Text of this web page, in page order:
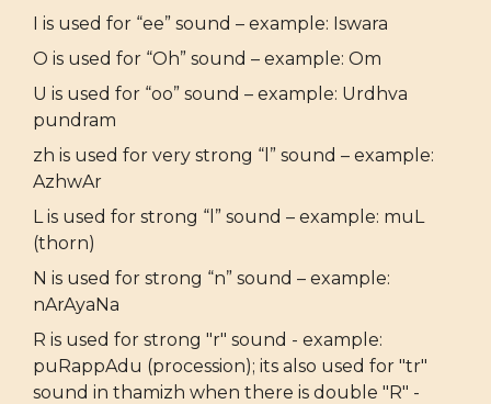
I is used for “ee” sound – example: Iswara
O is used for “Oh” sound – example: Om
U is used for “oo” sound – example: Urdhva
pundram
zh is used for very strong “l” sound – example:
AzhwAr
L is used for strong “l” sound – example: muL
(thorn)
N is used for strong “n” sound – example:
nArAyaNa
R is used for strong "r" sound - example:
puRappAdu (procession); its also used for "tr"
sound in thamizh when there is double "R" -